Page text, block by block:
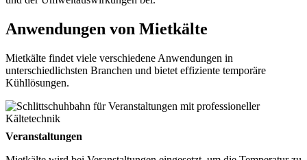
Anwendungen von Mietkälte
Mietkälte findet viele verschiedene Anwendungen in
unterschiedlichsten Branchen und bietet effiziente temporäre
Kühllösungen.
Veranstaltungen